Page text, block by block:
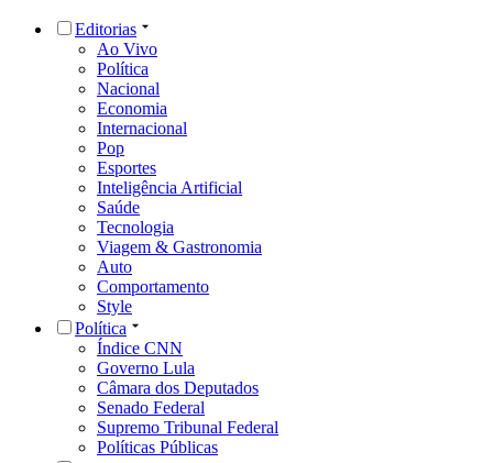
Editorias
Ao Vivo
Política
Nacional
Economia
Internacional
Pop
Esportes
Inteligência Artificial
Saúde
Tecnologia
Viagem & Gastronomia
Auto
Comportamento
Style
Política
Índice CNN
Governo Lula
Câmara dos Deputados
Senado Federal
Supremo Tribunal Federal
Políticas Públicas